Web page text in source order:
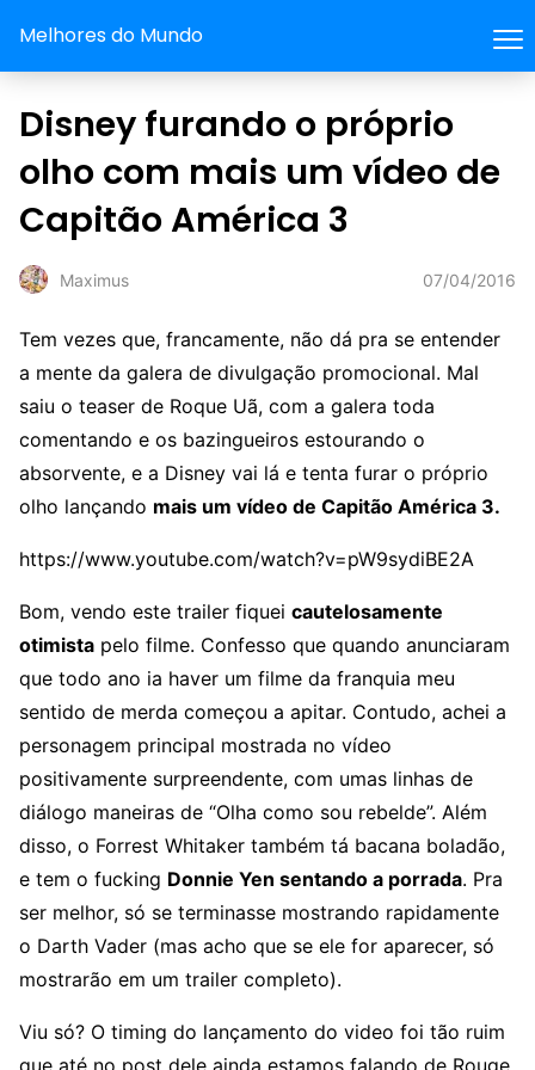
Melhores do Mundo
Disney furando o próprio
olho com mais um vídeo de
Capitão América 3
Maximus 07/04/2016
Tem vezes que, francamente, não dá pra se entender
a mente da galera de divulgação promocional. Mal
saiu o teaser de Roque Uã, com a galera toda
comentando e os bazingueiros estourando o
absorvente, e a Disney vai lá e tenta furar o próprio
olho lançando mais um vídeo de Capitão América 3.
https://www.youtube.com/watch?v=pW9sydiBE2A
Bom, vendo este trailer fiquei cautelosamente
otimista pelo filme. Confesso que quando anunciaram
que todo ano ia haver um filme da franquia meu
sentido de merda começou a apitar. Contudo, achei a
personagem principal mostrada no vídeo
positivamente surpreendente, com umas linhas de
diálogo maneiras de “Olha como sou rebelde”. Além
disso, o Forrest Whitaker também tá bacana boladão,
e tem o fucking Donnie Yen sentando a porrada. Pra
ser melhor, só se terminasse mostrando rapidamente
o Darth Vader (mas acho que se ele for aparecer, só
mostrarão em um trailer completo).
Viu só? O timing do lançamento do video foi tão ruim